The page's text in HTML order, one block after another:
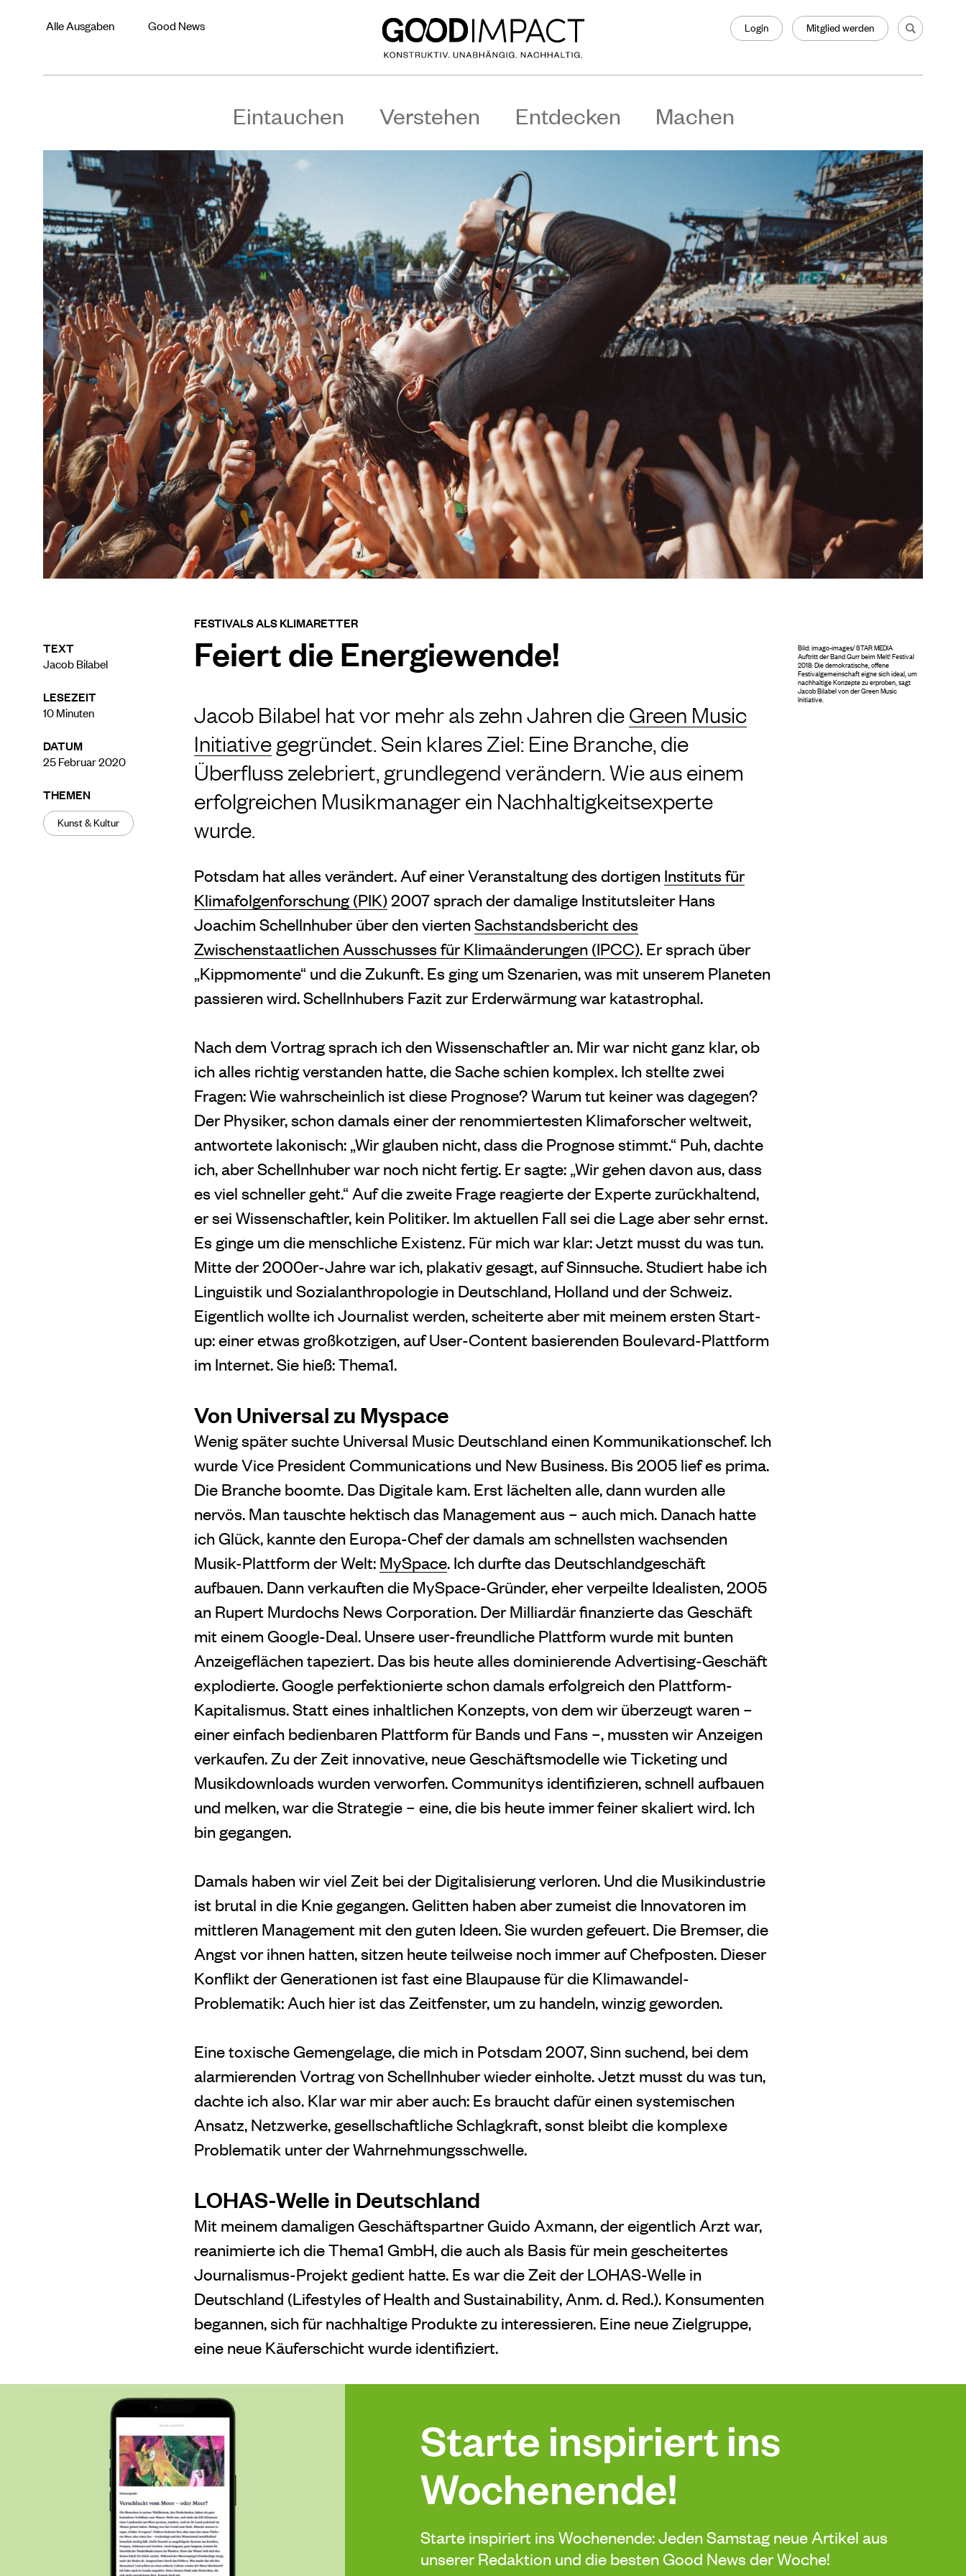
Alle Ausgaben Good News Login Mitglied werden
Eintauchen Verstehen Entdecken Machen
TEXT
Jacob Bilabel
LESEZEIT
10Minuten
DATUM
25 Februar 2020
THEMEN
Kunst & Kultur
FESTIVALS ALS KLIMARETTER
Feiert die Energiewende!
Jacob Bilabel hat vor mehr als zehn Jahren dieGreen Music
Initiativegegründet. Sein klares Ziel: Eine Branche, die
Überfluss zelebriert, grundlegend verändern. Wie aus einem
erfolgreichen Musikmanager ein Nachhaltigkeitsexperte
wurde.
Potsdam hat alles verändert. Auf einer Veranstaltung des dortigen Instituts für
Klimafolgenforschung (PIK)2007 sprach der damalige Institutsleiter Hans
Joachim Schellnhuber über den viertenSachstandsbericht des
Zwischenstaatlichen Ausschusses für Klimaänderungen (IPCC). Er sprach über
„Kippmomente“ und die Zukunft. Es ging um Szenarien, was mit unserem Planeten
passieren wird. Schellnhubers Fazit zur Erderwärmung war katastrophal.
Nach dem Vortrag sprach ich den Wissenschaftler an. Mir war nicht ganz klar, ob
ich alles richtig verstanden hatte, die Sache schien komplex. Ich stellte zwei
Fragen: Wie wahrscheinlich ist diese Prognose? Warum tut keiner was dagegen?
Der Physiker, schon damals einer der renommiertesten Klimaforscher weltweit,
antwortete lakonisch: „Wir glauben nicht, dass die Prognose stimmt.“ Puh, dachte
ich, aber Schellnhuber war noch nicht fertig. Er sagte: „Wir gehen davon aus, dass
es viel schneller geht.“ Auf die zweite Frage reagierte der Experte zurückhaltend,
er sei Wissenschaftler, kein Politiker. Im aktuellen Fall sei die Lage aber sehr ernst.
Es ginge um die menschliche Existenz. Für mich war klar: Jetzt musst du was tun.
Mitte der 2000er-Jahre war ich, plakativ gesagt, auf Sinnsuche. Studiert habe ich
Linguistik und Sozialanthropologie in Deutschland, Holland und der Schweiz.
Eigentlich wollte ich Journalist werden, scheiterte aber mit meinem ersten Start-
up: einer etwas großkotzigen, auf User-Content basierenden Boulevard-Plattform
im Internet. Sie hieß: Thema1.
Von Universal zu Myspace
Wenig später suchte Universal Music Deutschland einen Kommunikationschef. Ich
wurde Vice President Communications und New Business. Bis 2005 lief es prima.
Die Branche boomte. Das Digitale kam. Erst lächelten alle, dann wurden alle
nervös. Man tauschte hektisch das Management aus – auch mich. Danach hatte
ich Glück, kannte den Europa-Chef der damals am schnellsten wachsenden
Musik-Plattform der Welt: MySpace. Ich durfte das Deutschlandgeschäft
aufbauen. Dann verkauften die MySpace-Gründer, eher verpeilte Idealisten, 2005
an Rupert Murdochs News Corporation. Der Milliardär finanzierte das Geschäft
mit einem Google-Deal. Unsere user-freundliche Plattform wurde mit bunten
Anzeigeflächen tapeziert. Das bis heute alles dominierende Advertising-Geschäft
explodierte. Google perfektionierte schon damals erfolgreich den Plattform-
Kapitalismus. Statt eines inhaltlichen Konzepts, von dem wir überzeugt waren –
einer einfach bedienbaren Plattform für Bands und Fans –, mussten wir Anzeigen
verkaufen. Zu der Zeit innovative, neue Geschäftsmodelle wie Ticketing und
Musikdownloads wurden verworfen. Communitys identifizieren, schnell aufbauen
und melken, war die Strategie – eine, die bis heute immer feiner skaliert wird. Ich
bin gegangen.
Damals haben wir viel Zeit bei der Digitalisierung verloren. Und die Musikindustrie
ist brutal in die Knie gegangen. Gelitten haben aber zumeist die Innovatoren im
mittleren Management mit den guten Ideen. Sie wurden gefeuert. Die Bremser, die
Angst vor ihnen hatten, sitzen heute teilweise noch immer auf Chefposten. Dieser
Konflikt der Generationen ist fast eine Blaupause für die Klimawandel-
Problematik: Auch hier ist das Zeitfenster, um zu handeln, winzig geworden.
Eine toxische Gemengelage, die mich in Potsdam 2007, Sinn suchend, bei dem
alarmierenden Vortrag von Schellnhuber wieder einholte. Jetzt musst du was tun,
dachte ich also. Klar war mir aber auch: Es braucht dafür einen systemischen
Ansatz, Netzwerke, gesellschaftliche Schlagkraft, sonst bleibt die komplexe
Problematik unter der Wahrnehmungsschwelle.
LOHAS-Welle in Deutschland
Mit meinem damaligen Geschäftspartner Guido Axmann, der eigentlich Arzt war,
reanimierte ich die Thema1 GmbH, die auch als Basis für mein gescheitertes
Journalismus-Projekt gedient hatte. Es war die Zeit der LOHAS-Welle in
Deutschland (Lifestyles of Health and Sustainability, Anm. d. Red.). Konsumenten
begannen, sich für nachhaltige Produkte zu interessieren. Eine neue Zielgruppe,
eine neue Käuferschicht wurde identifiziert.
Starte inspiriert ins
Wochenende!
Starte inspiriert ins Wochenende: Jeden Samstag neue Artikel aus
unserer Redaktion und die besten Good News der Woche!
Bild: imago-images/ STAR MEDIA
Auftritt der Band Gurr beim Melt! Festival
2018: Die demokratische, offene
Festivalgemeinschaft eigne sich ideal, um
nachhaltige Konzepte zu erproben, sagt
Jacob Bilabel von der Green Music
Initiative.